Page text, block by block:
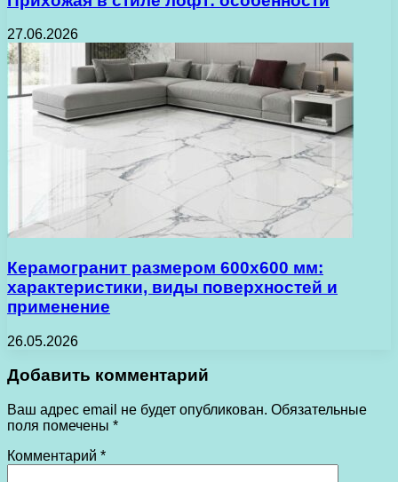
27.06.2026
Керамогранит размером 600х600 мм:
характеристики, виды поверхностей и
применение
26.05.2026
Добавить комментарий
Ваш адрес email не будет опубликован. Обязательные
поля помечены *
Комментарий *